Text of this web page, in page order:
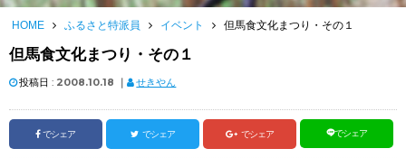
HOME ふるさと特派員 イベント 但馬食文化まつり・その１
但馬食文化まつり・その１
投稿日 : 2008.10.18 ｜ せきやん
でシェア でシェア でシェア でシェア